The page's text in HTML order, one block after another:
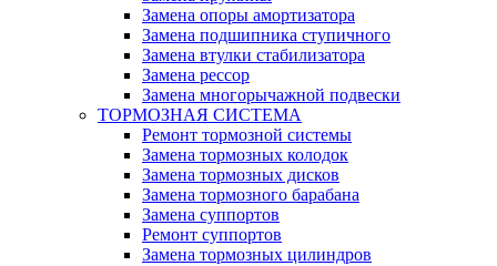
Замена опоры амортизатора
Замена подшипника ступичного
Замена втулки стабилизатора
Замена рессор
Замена многорычажной подвески
ТОРМОЗНАЯ СИСТЕМА
Ремонт тормозной системы
Замена тормозных колодок
Замена тормозных дисков
Замена тормозного барабана
Замена суппортов
Ремонт суппортов
Замена тормозных цилиндров